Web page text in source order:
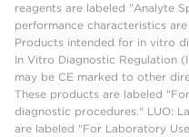
reagents are labeled "Analyte
performance characteristics
Products intended for in vitro
In Vitro Diagnostic Regulation
may be CE marked to other
These products are labeled
diagnostic procedures." LUO:
are labeled "For Laboratory